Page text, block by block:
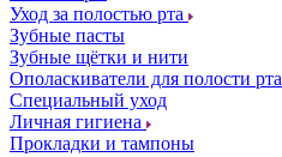
Уход за полостью рта
Зубные пасты
Зубные щётки и нити
Ополаскиватели для полости рта
Специальный уход
Личная гигиена
Прокладки и тампоны